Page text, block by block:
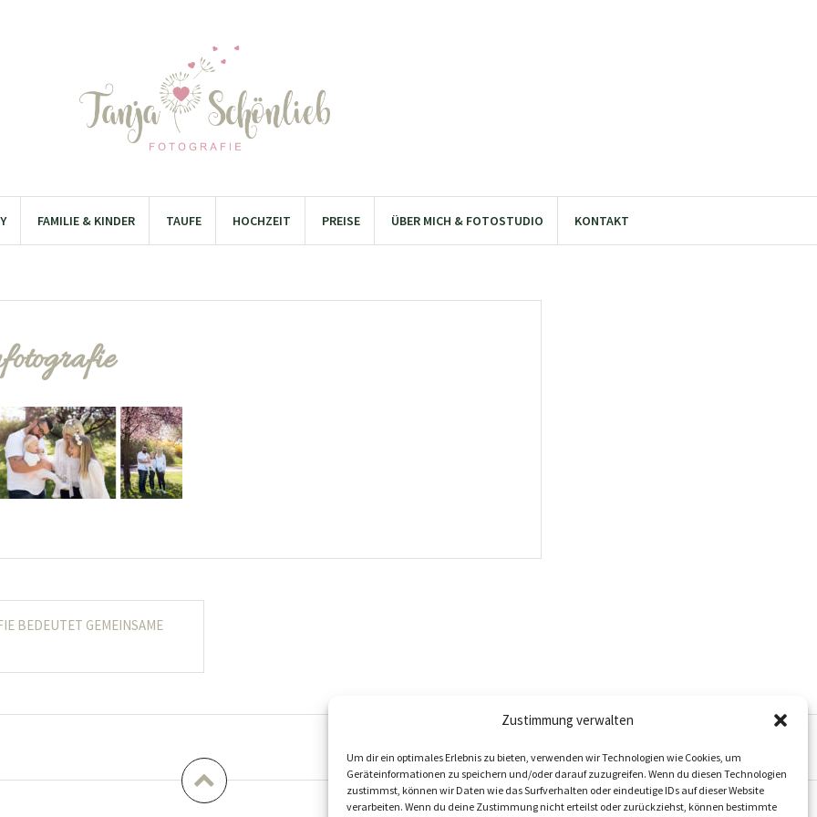
Zustimmung verwalten
Um dir ein optimales Erlebnis zu bieten, verwenden wir Technologien wie Cookies, um
Geräteinformationen zu speichern und/oder darauf zuzugreifen. Wenn du diesen Technologien
zustimmst, können wir Daten wie das Surfverhalten oder eindeutige IDs auf dieser Website
verarbeiten. Wenn du deine Zustimmung nicht erteilst oder zurückziehst, können bestimmte
FAMILIE & KINDER TAUFE HOCHZEIT PREISE ÜBER MICH & FOTOSTUDIO KONTAKT
BEDEUTET GEMEINSAME